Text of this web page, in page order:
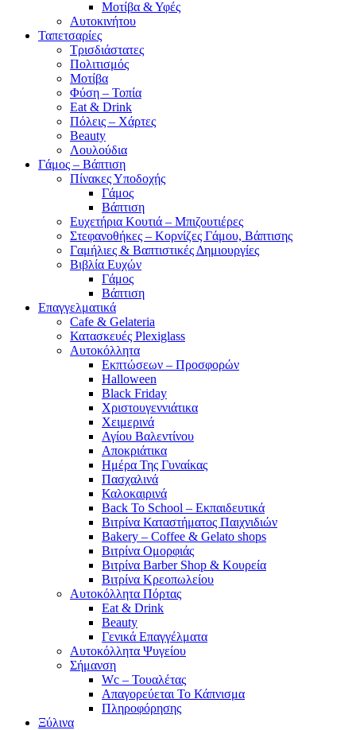
Μοτίβα & Υφές
Αυτοκινήτου
Ταπετσαρίες
Τρισδιάστατες
Πολιτισμός
Μοτίβα
Φύση – Τοπία
Eat & Drink
Πόλεις – Χάρτες
Beauty
Λουλούδια
Γάμος – Βάπτιση
Πίνακες Υποδοχής
Γάμος
Βάπτιση
Ευχετήρια Κουτιά – Μπιζουτιέρες
Στεφανοθήκες – Κορνίζες Γάμου, Βάπτισης
Γαμήλιες & Βαπτιστικές Δημιουργίες
Βιβλία Ευχών
Γάμος
Βάπτιση
Επαγγελματικά
Cafe & Gelateria
Κατασκευές Plexiglass
Αυτοκόλλητα
Εκπτώσεων – Προσφορών
Halloween
Black Friday
Χριστουγεννιάτικα
Χειμερινά
Αγίου Βαλεντίνου
Αποκριάτικα
Ημέρα Της Γυναίκας
Πασχαλινά
Καλοκαιρινά
Back To School – Εκπαιδευτικά
Βιτρίνα Καταστήματος Παιχνιδιών
Bakery – Coffee & Gelato shops
Βιτρίνα Ομορφιάς
Βιτρίνα Barber Shop & Κουρεία
Βιτρίνα Κρεοπωλείου
Αυτοκόλλητα Πόρτας
Eat & Drink
Beauty
Γενικά Επαγγέλματα
Αυτοκόλλητα Ψυγείου
Σήμανση
Wc – Τουαλέτας
Απαγορεύεται Το Κάπνισμα
Πληροφόρησης
Ξύλινα